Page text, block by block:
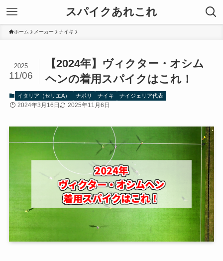
スパイクあれこれ
ホーム メーカー ナイキ
【2024年】ヴィクター・オシム
ヘンの着用スパイクはこれ！
2025
11/06
イタリア（セリエA） ナポリ ナイキ ナイジェリア代表
2024年3月16日 2025年11月6日